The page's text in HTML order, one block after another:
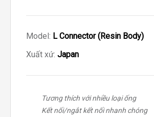
Model: L Connector (Resin Body)
Xuất xứ: Japan
Tương thích với nhiều loại ống
Kết nối/ngắt kết nối nhanh chóng